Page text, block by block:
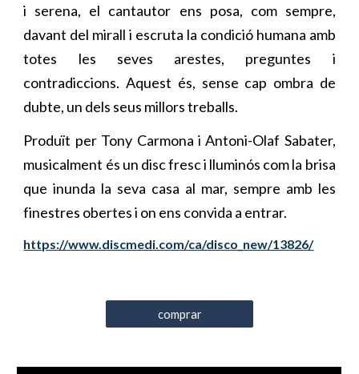
i serena, el cantautor ens posa, com sempre,
davant del mirall i escruta la condició humana amb
totes les seves arestes, preguntes i
contradiccions. Aquest és, sense cap ombra de
dubte, un dels seus millors treballs.
Produït per Tony Carmona i Antoni-Olaf Sabater,
musicalment és un disc fresc i lluminós com la brisa
que inunda la seva casa al mar, sempre amb les
finestres obertes i on ens convida a entrar.
https://www.discmedi.com/ca/disco_new/13826/
comprar